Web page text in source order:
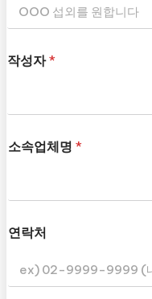
작성자*
소속업체명 *
연락처